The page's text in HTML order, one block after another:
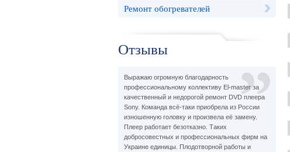
Ремонт обогревателей
Отзывы
Выражаю огромную благодарность
профессиональному коллективу El-master за
качественный и недорогой ремонт DVD плеера
Sony. Команда всё-таки приобрела из России
изношенную головку и произвела её замену.
Плеер работает безотказно. Таких
добросовестных и профессиональных фирм на
Украине единицы. Плодотворной работы и